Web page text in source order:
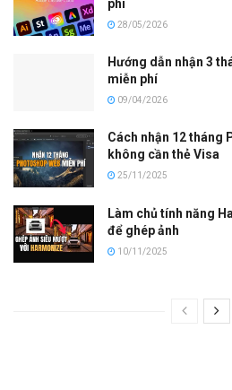
phí
28/05/2026
Hướng dẫn nhận 3
miễn phí
09/04/2026
Cách nhận 12 tháng
không cần thẻ Visa
25/11/2025
Làm chủ tính năng
để ghép ảnh
10/11/2025